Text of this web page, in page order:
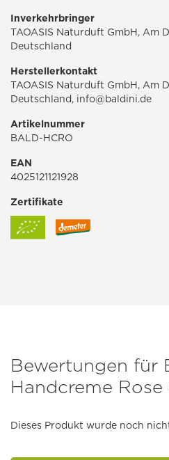
Inverkehrbringer
TAOASIS Naturduft GmbH, Am
Deutschland
Herstellerkontakt
TAOASIS Naturduft GmbH, Am
Deutschland, info@baldini.de
Artikelnummer
BALD-HCRO
EAN
4025121121928
Zertifikate
Bewertungen für
Handcreme
Dieses Produkt wurde noch